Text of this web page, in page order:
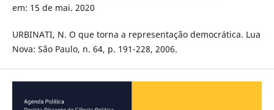
em: 15 de mai. 2020
URBINATI, N. O que torna a representação democrática. Lua
Nova: São Paulo, n. 64, p. 191-228, 2006.